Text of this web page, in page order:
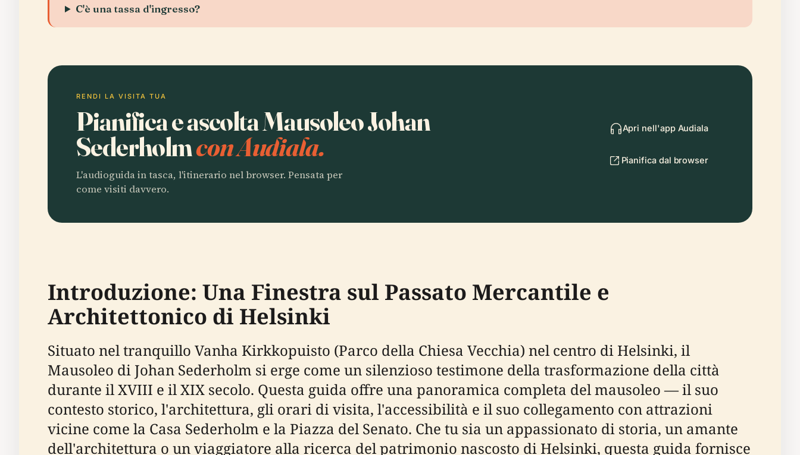
C'è una tassa d'ingresso?
RENDI LA VISITA TUA
Pianifica e ascolta Mausoleo Johan
Sederholmcon Audiala.
L'audioguida in tasca, l'itinerario nel browser. Pensata per
come visiti davvero.
Apri nell'app Audiala
Pianifica dal browser
Introduzione: Una Finestra sul Passato Mercantile e
Architettonico di Helsinki
Situato nel tranquillo Vanha Kirkkopuisto (Parco della Chiesa Vecchia) nel centro di Helsinki, il
Mausoleo di Johan Sederholm si erge come un silenzioso testimone della trasformazione della città
durante il XVIII e il XIX secolo. Questa guida offre una panoramica completa del mausoleo — il suo
contesto storico, l'architettura, gli orari di visita, l'accessibilità e il suo collegamento con attrazioni
vicine come la Casa Sederholm e la Piazza del Senato. Che tu sia un appassionato di storia, un amante
dell'architettura o un viaggiatore alla ricerca del patrimonio nascosto di Helsinki, questa guida fornisce